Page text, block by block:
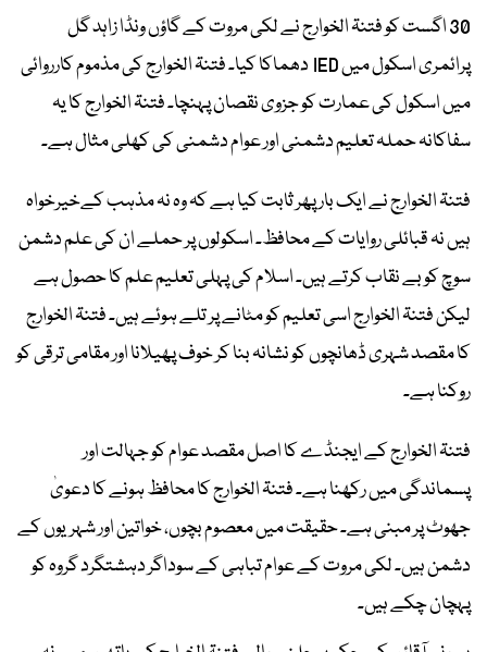
30 اگست کو فتنۃ الخوارج نے لکی مروت کے گاؤں ونڈا زاہد گل
پرائمری اسکول میں IED دھماکا کیا۔ فتنۃ الخوارج کی مذموم کارروائی
میں اسکول کی عمارت کو جزوی نقصان پہنچا۔ فتنۃ الخوارج کا یہ
سفاکانہ حملہ تعلیم دشمنی اور عوام دشمنی کی کھلی مثال ہے۔
فتنۃ الخوارج نے ایک بار پھر ثابت کیا ہے کہ وہ نہ مذہب کےخیرخواہ
ہیں نہ قبائلی روایات کے محافظ۔ اسکولوں پر حملے ان کی علم دشمن
سوچ کو بے نقاب کرتے ہیں۔ اسلام کی پہلی تعلیم علم کا حصول ہے
لیکن فتنۃ الخوارج اسی تعلیم کو مٹانے پر تلے ہوئے ہیں۔ فتنۃ الخوارج
کا مقصد شہری ڈھانچوں کو نشانہ بنا کر خوف پھیلانا اور مقامی ترقی کو
روکنا ہے۔
فتنۃ الخوارج کے ایجنڈے کا اصل مقصد عوام کو جہالت اور
پسماندگی میں رکھنا ہے۔ فتنۃ الخوارج کا محافظ ہونے کا دعویٰ
جھوٹ پر مبنی ہے۔ حقیقت میں معصوم بچوں، خواتین اور شہریوں کے
دشمن ہیں۔ لکی مروت کے عوام تباہی کے سوداگر دہشتگرد گروہ کو
پہچان چکے ہیں۔